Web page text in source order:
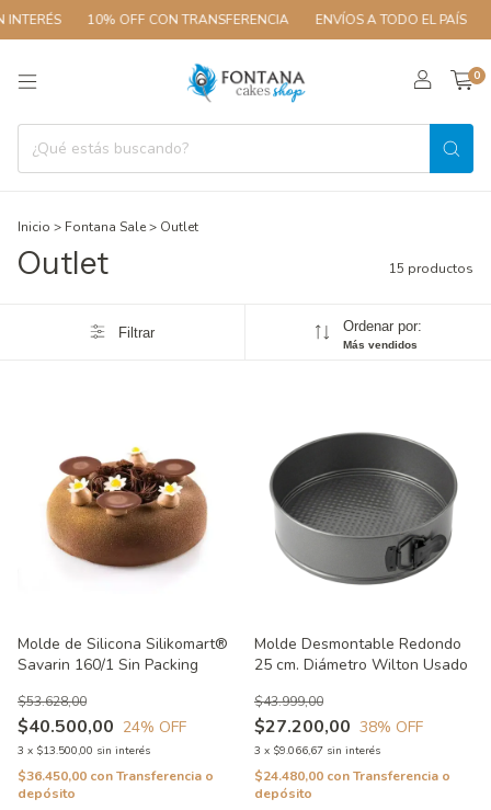
10% OFF CON TRANSFERENCIA ENVÍOS A TODO EL PAÍS 3
0
Inicio > Fontana Sale> Outlet
Outlet 15 productos
Filtrar Ordenar por:
Más vendidos
Molde de Silicona Silikomart®
Savarin 160/1 Sin Packing
$40.500,00
$53.628,00
24% OFF
3 x $13.500,00 sin interés
$36.450,00 conTransferencia o
depósito
Molde Desmontable Redondo
25 cm. Diámetro Wilton Usado
$27.200,00
$43.999,00
38% OFF
3 x $9.066,67 sin interés
$24.480,00 conTransferencia o
depósito